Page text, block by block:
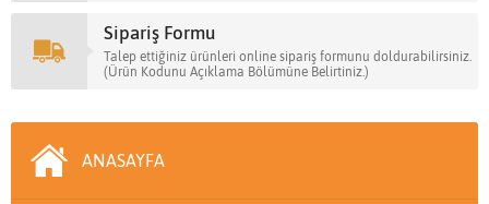
Sipariş Formu
Talep ettiğiniz ürünleri online sipariş formunu doldurabilirsiniz.
(Ürün Kodunu Açıklama Bölümüne Belirtiniz.)
ANASAYFA